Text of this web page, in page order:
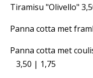
Tiramisu "Olivello"
Panna cotta met
Panna cotta met
3,50 | 1,75